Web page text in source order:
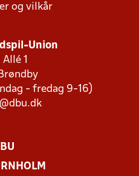
og vilkår
Union
Allé 1
- fredag 9-16)